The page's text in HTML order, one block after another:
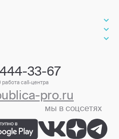
33-67
работа call-центра
pro.ru
мы в соцсетях